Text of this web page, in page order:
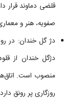
قلضی دماوند قرار
صفویه، هنر و
دژ گل خندان: در
دژگل خندان از
منصوب است. اتاق‌ها
روزگاری پر رونق